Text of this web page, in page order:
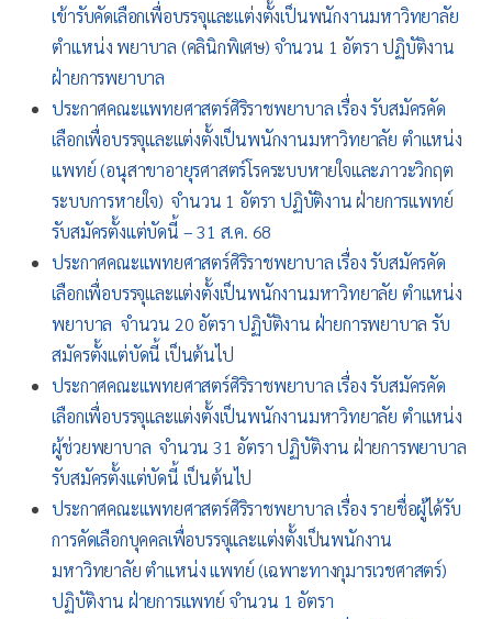
เข้ารับคัดเลือกเพื่อบรรจุและแต่งตั้งเป็นพนักงานมหาวิทยาลัย
ตำแหน่ง พยาบาล (คลินิกพิเศษ) จำนวน 1 อัตรา ปฏิบัติงาน
ฝ่ายการพยาบาล
ประกาศคณะแพทยศาสตร์ศิริราชพยาบาล เรื่อง รับสมัครคัด
เลือกเพื่อบรรจุและแต่งตั้งเป็นพนักงานมหาวิทยาลัย ตำแหน่ง
แพทย์ (อนุสาขาอายุรศาสตร์โรคระบบหายใจและภาวะวิกฤต
ระบบการหายใจ) จำนวน 1 อัตรา ปฏิบัติงาน ฝ่ายการแพทย์
รับสมัครตั้งแต่บัดนี้ – 31 ส.ค. 68
ประกาศคณะแพทยศาสตร์ศิริราชพยาบาล เรื่อง รับสมัครคัด
เลือกเพื่อบรรจุและแต่งตั้งเป็นพนักงานมหาวิทยาลัย ตำแหน่ง
พยาบาล จำนวน 20 อัตรา ปฏิบัติงาน ฝ่ายการพยาบาล รับ
สมัครตั้งแต่บัดนี้ เป็นต้นไป
ประกาศคณะแพทยศาสตร์ศิริราชพยาบาล เรื่อง รับสมัครคัด
เลือกเพื่อบรรจุและแต่งตั้งเป็นพนักงานมหาวิทยาลัย ตำแหน่ง
ผู้ช่วยพยาบาล จำนวน 31 อัตรา ปฏิบัติงาน ฝ่ายการพยาบาล
รับสมัครตั้งแต่บัดนี้ เป็นต้นไป
ประกาศคณะแพทยศาสตร์ศิริราชพยาบาล เรื่อง รายชื่อผู้ได้รับ
การคัดเลือกบุคคลเพื่อบรรจุและแต่งตั้งเป็นพนักงาน
มหาวิทยาลัย ตำแหน่ง แพทย์ (เฉพาะทางกุมารเวชศาสตร์)
ปฏิบัติงาน ฝ่ายการแพทย์ จำนวน 1 อัตรา